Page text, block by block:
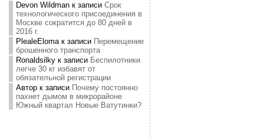
Devon Wildmanк записи Срок
технологического присоединения в
Москве сократится до 80 дней в
2016 г.
PlealeElomaк записи Перемещение
брошенного транспорта
Ronaldsilkyк записи Беспилотники
легче 30 кг избавят от
обязательной регистрации
Авторк записи Почему постоянно
пахнет дымом в микрорайоне
Южный квартал Новые Ватутинки?